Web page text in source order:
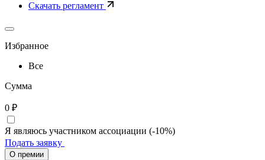
Скачать регламент
Избранное
Все
Сумма
0 ₽
Я являюсь участником ассоциации (-10%)
Подать заявку
О премии